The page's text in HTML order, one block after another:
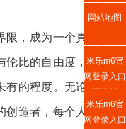
限，成为一个真
伦比的自由度，
有的程度。无论
创造者，每个人
网站地图
米乐m6官
网登录入口
网页版
米乐m6官
网登录入口